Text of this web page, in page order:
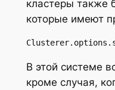
кластеры также
которые имеют
В этой системе
кроме случая,